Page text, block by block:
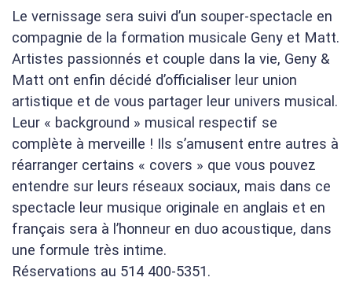
Le vernissage sera suivi d’un souper-spectacle en
compagnie de la formation musicale Geny et Matt.
Artistes passionnés et couple dans la vie, Geny &
Matt ont enfin décidé d’officialiser leur union
artistique et de vous partager leur univers musical.
Leur « background » musical respectif se
complète à merveille ! Ils s’amusent entre autres à
réarranger certains « covers » que vous pouvez
entendre sur leurs réseaux sociaux, mais dans ce
spectacle leur musique originale en anglais et en
français sera à l’honneur en duo acoustique, dans
une formule très intime.
Réservations au 514 400-5351.